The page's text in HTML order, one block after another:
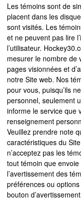
Les témoins sont de
placent dans les
sont visités. Les
et ne peuvent pas lire
l’utilisateur.
mesurer le nombre de
pages visionnées et
notre Site web. Nos
pour vous, puisqu’ils
personnel, seulement
informe le service que
renseignement
Veuillez prendre note
caractéristiques du
n’acceptez pas les
tout témoin que
l’avertissement des
préférences ou
bouton